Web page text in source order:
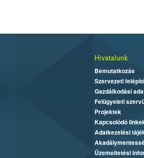
Hivatalunk
Bemutatkozás
Szervezeti
Gazdálkodási
Felügyeleti
Projektek
Kapcsolódó
Adatkezelési
Üzemeltetési